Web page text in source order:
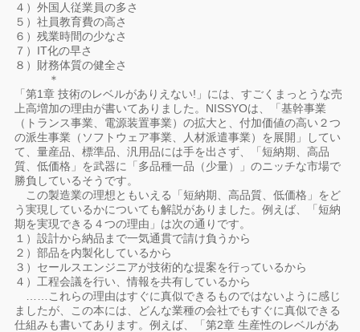
４）外国人従業員の多さ
５）社員教育費の高さ
６）残業時間の少なさ
７）IT化の早さ
８）財務体質の健全さ
＊
「第1章 技術のレベルがありえない!」には、すごくまっとうな売
上高増加の理由が書いてありました。NISSYOは、「基幹事業
（トランス事業、電源装置事業）の拡大と、付加価値の高い２つ
の派生事業（ソフトウェア事業、人材派遣事業）を展開」してい
て、量産品、標準品、汎用品には手を出さず、「短納期、高品
質、低価格」を武器に「多品種一品（少量）」のニッチな市場で
勝負しているそうです。
この製造業の理想ともいえる「短納期、高品質、低価格」をど
う実現しているかについても解説がありました。例えば、「短納
期を実現できる４つの理由」は次の通りです。
１）設計から納品まで一気通貫で請け負うから
２）部品を内製化しているから
３）セールスエンジニアが技術的な提案を行っているから
４）工程会議を行い、情報を共有しているから
……これらの理由はすぐに真似できるものではないように感じ
ましたが、この本には、どんな業種の会社でもすぐに真似できる
仕組みも書いてあります。例えば、「第2章 生産性のレベルがあ